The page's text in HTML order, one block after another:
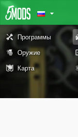
Программы
Оружие
Карта